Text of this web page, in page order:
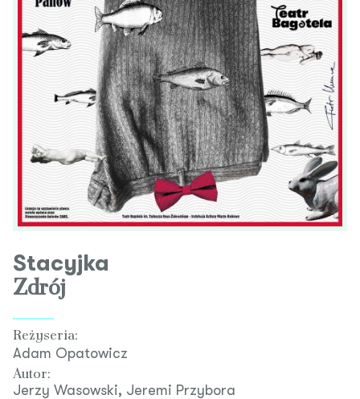
Stacyjka
Zdrój
Reżyseria:
Adam Opatowicz
Autor:
Jerzy Wasowski, Jeremi Przybora